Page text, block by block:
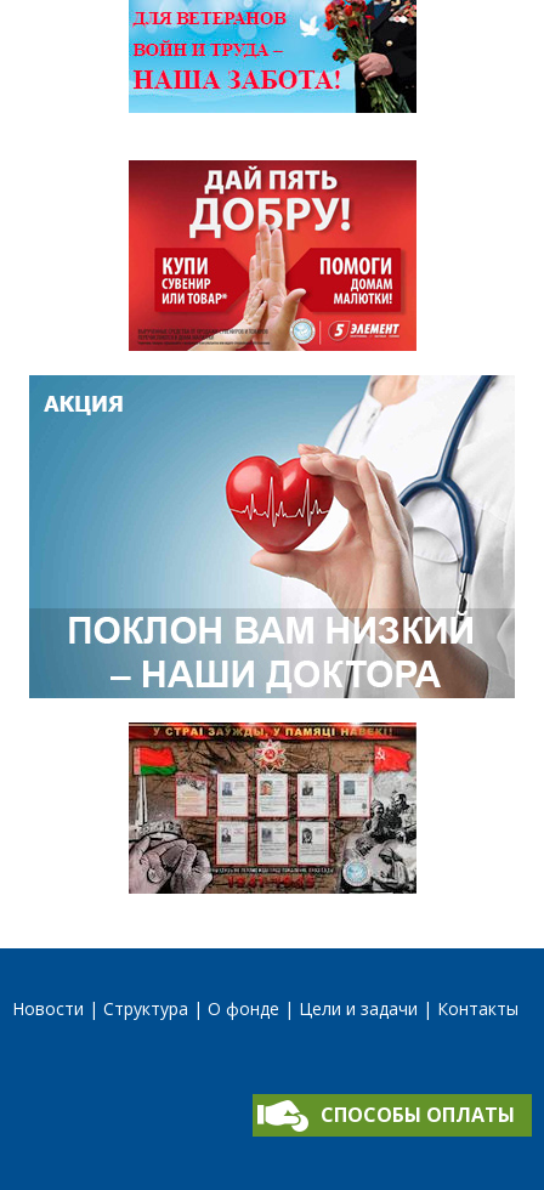
Новости Структура О фонде Цели и задачи Контакты
СПОСОБЫ ОПЛАТЫ